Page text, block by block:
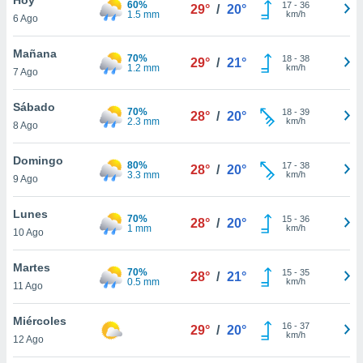
y
en
más
de
6 Ago
60%
1.5 mm
29° / 20° 17- 36
km/h
Mañana
7 Ago
70%
1.2 mm
29° / 21° 18- 38
km/h
Sábado
8 Ago
70%
2.3 mm
28° / 20° 18- 39
km/h
Domingo
9 Ago
80%
3.3 mm
28° / 20° 17- 38
km/h
Lunes
10 Ago
70%
1 mm
28° / 20° 15- 36
km/h
Martes
11 Ago
70%
0.5 mm
28° / 21° 15- 35
km/h
Miércoles
12 Ago
29° / 20° 16- 37
km/h